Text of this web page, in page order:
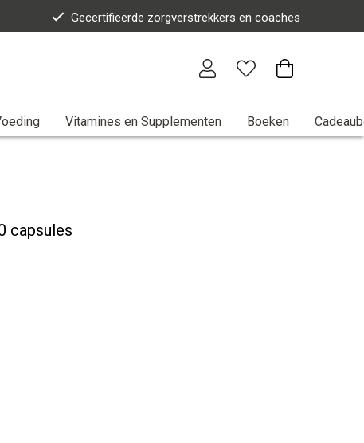
Gecertifieerde zorgverstrekkers en coaches
Vitamines en Supplementen Boeken
capsules